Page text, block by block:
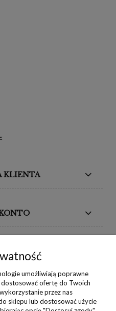
KLIENTA
DESIGN
BORAK
umożliwiają poprawne
dostosować ofertę do Twoich
przez nas
sklepu lub dostosować użycie